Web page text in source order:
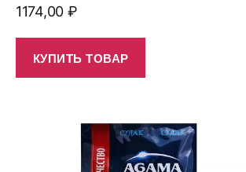
1174,00 ₽
КУПИТЬ ТОВАР